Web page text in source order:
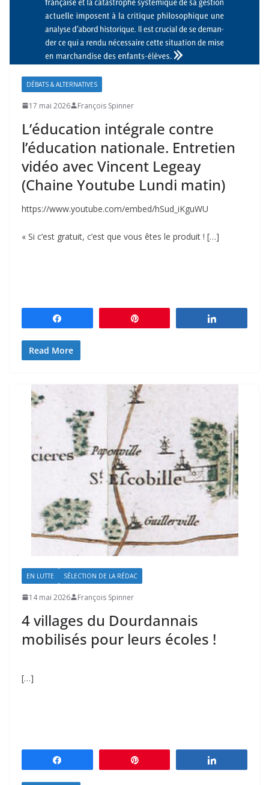
DÉBATS & ALTERNATIVES
17 mai 2026 François Spinner
L’éducation intégrale contre
l’éducation nationale. Entretien
vidéo avec Vincent Legeay
(Chaine Youtube Lundi matin)
https://www.youtube.com/embed/hSud_iKguWU
« Si c’est gratuit, c’est que vous êtes le produit ! […]
Read More
EN LUTTE SÉLECTION DE LA RÉDAC
14 mai 2026 François Spinner
4 villages du Dourdannais
mobilisés pour leurs écoles !
[…]